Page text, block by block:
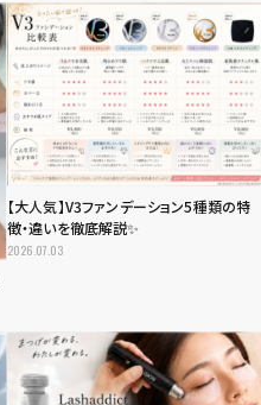
【大人気】V3ファンデーション5種類の特
徴・違いを徹底解説✨
2026.07.03